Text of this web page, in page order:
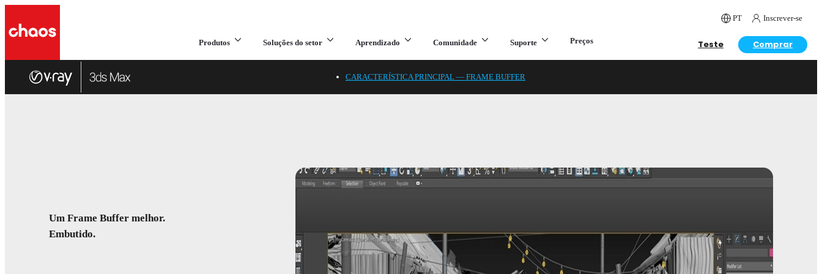
PT Inscrever-se
Produtos Soluções do setor Aprendizado Comunidade Suporte Preços Teste Comprar
CARACTERÍSTICA PRINCIPAL — FRAME BUFFER
Um Frame Buffer melhor.
Embutido.